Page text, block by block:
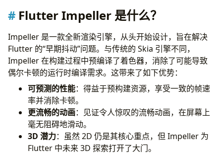
Flutter Impeller 是什么？
Impeller 是一款全新渲染引擎，从头开始设计，旨在解决
Flutter 的“早期抖动”问题。与传统的 Skia 引擎不同，
Impeller 在构建过程中预编译了着色器，消除了可能导致
偶尔卡顿的运行时编译需求。这带来了如下优势：
可预测的性能：得益于预构建资源，享受一致的帧速
率并消除卡顿。
更流畅的动画：见证令人惊叹的流畅动画，在屏幕上
毫无阻碍地滑动。
3D 潜力：虽然 2D 仍是其核心重点，但 Impeller 为
Flutter 中未来 3D 探索打开了大门。